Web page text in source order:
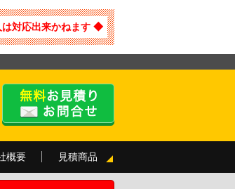
対応出来かねます ◆
概要 見積商品